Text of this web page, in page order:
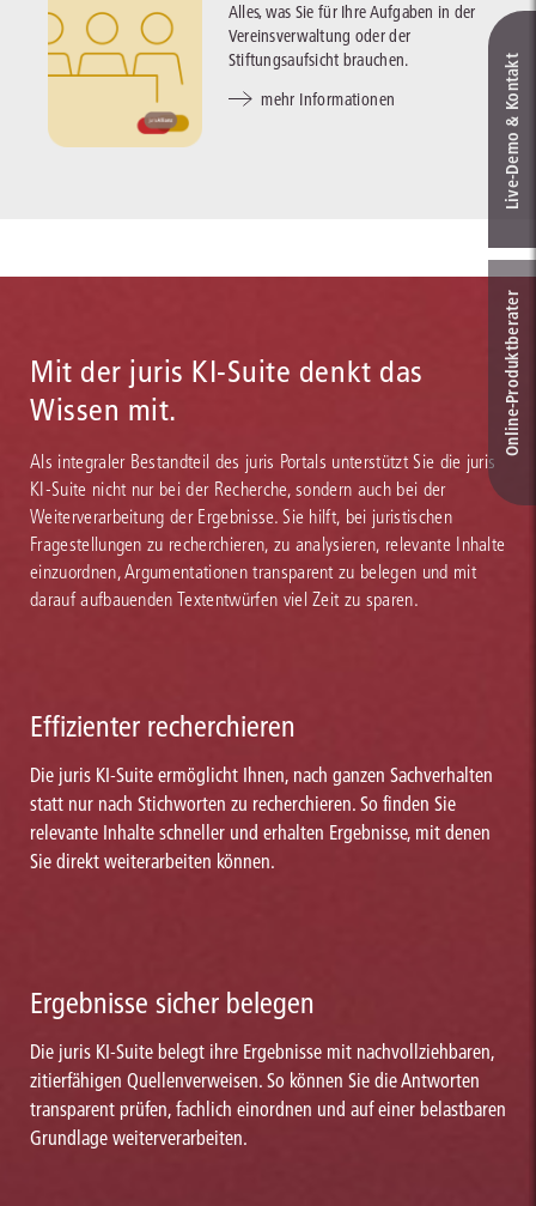
Alles, was Sie für Ihre Aufgaben in der
Vereinsverwaltung oder der
Stiftungsaufsicht brauchen.
mehr Informationen
Mit der juris KI-Suite denkt das
Wissen mit.
Als integraler Bestandteil des juris Portals unterstützt Sie die juris
KI-Suite nicht nur bei der Recherche, sondern auch bei der
Weiterverarbeitung der Ergebnisse. Sie hilft, bei juristischen
Fragestellungen zu recherchieren, zu analysieren, relevante Inhalte
einzuordnen, Argumentationen transparent zu belegen und mit
darauf aufbauenden Textentwürfen viel Zeit zu sparen.
Effizienter recherchieren
Die juris KI-Suite ermöglicht Ihnen, nach ganzen Sachverhalten
statt nur nach Stichworten zu recherchieren. So finden Sie
relevante Inhalte schneller und erhalten Ergebnisse, mit denen
Sie direkt weiterarbeiten können.
Ergebnisse sicher belegen
Die juris KI-Suite belegt ihre Ergebnisse mit nachvollziehbaren,
zitierfähigen Quellenverweisen. So können Sie die Antworten
transparent prüfen, fachlich einordnen und auf einer belastbaren
Grundlage weiterverarbeiten.
Live‑Demo & Kontakt
Online-Produkt­berater